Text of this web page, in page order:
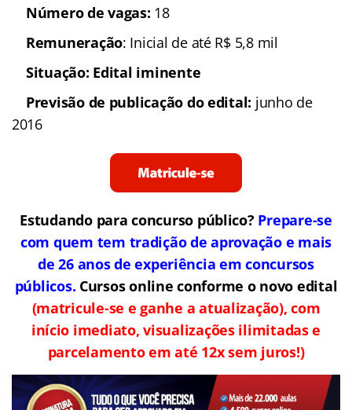
Número de vagas: 18
Remuneração: Inicial de até R$ 5,8 mil
Situação: Edital iminente
Previsão de publicação do edital: junho de
2016
Estudando para concurso público? Prepare-se
com quem tem tradição de aprovação e mais
de 26 anos de experiência em concursos
públicos. Cursos online conforme o novo edital
(matricule-se e ganhe a atualização), com
início imediato, visualizações ilimitadas e
parcelamento em até 12x sem juros!)